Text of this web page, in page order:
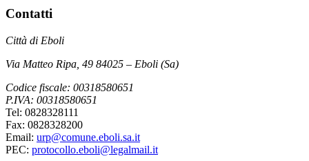
Contatti
Città di Eboli
Via Matteo Ripa, 49 84025 – Eboli (Sa)
Codice fiscale: 00318580651
P.IVA: 00318580651
Tel: 0828328111
Fax: 0828328200
Email: urp@comune.eboli.sa.it
PEC: protocollo.eboli@legalmail.it